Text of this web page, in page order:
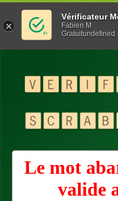
Le mot
valide
Vérificateur
Fabien M
Gratuitundefined